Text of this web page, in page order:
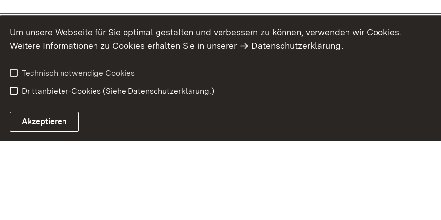
Um unsere Webseite für Sie optimal gestalten und verbessern zu können, verwenden wir Cookies.
Weitere Informationen zu Cookies erhalten Sie in unserer
Datenschutzerklärung.
Technisch notwendige Cookies
Drittanbieter-Cookies (Siehe Datenschutzerklärung.)
Akzeptieren